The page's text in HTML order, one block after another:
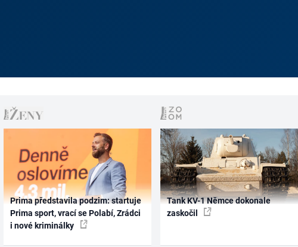
Prima představila podzim: startuje
Prima sport, vrací se Polabí, Zrádci
i nové kriminálky
Tank KV-1 Němce dokonale
zaskočil